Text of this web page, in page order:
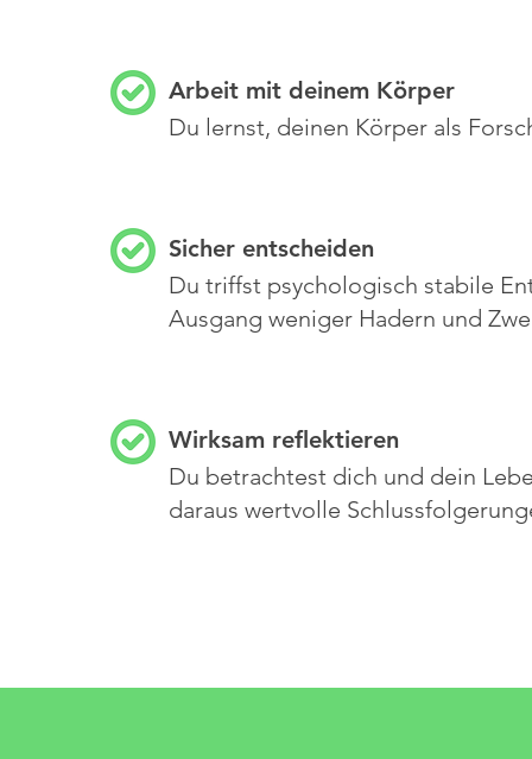
Arbeit mit deinem Körper
Du lernst, deinen Körper als
Sicher entscheiden
Du triffst psychologisch stabile
Ausgang weniger Hadern und
Wirksam reflektieren
Du betrachtest dich und dein
daraus wertvolle